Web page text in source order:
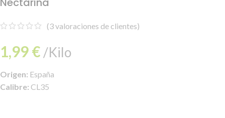
(3valoraciones de clientes)
1,99€ /Kilo
Origen: España
Calibre: CL35